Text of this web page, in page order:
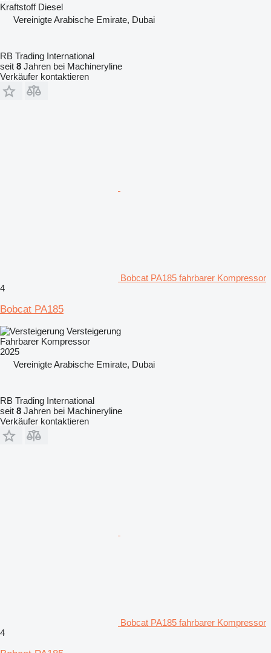
Kraftstoff Diesel
Vereinigte Arabische Emirate, Dubai
RB Trading International
seit 8 Jahren bei Machineryline
Verkäufer kontaktieren
Bobcat PA185 fahrbarer Kompressor
4
Bobcat PA185
Versteigerung
Fahrbarer Kompressor
2025
Vereinigte Arabische Emirate, Dubai
RB Trading International
seit 8 Jahren bei Machineryline
Verkäufer kontaktieren
Bobcat PA185 fahrbarer Kompressor
4